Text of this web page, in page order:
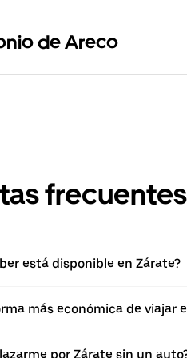
de Areco
frecuentes
está disponible en Zárate?
más económica de viajar
por Zárate sin un